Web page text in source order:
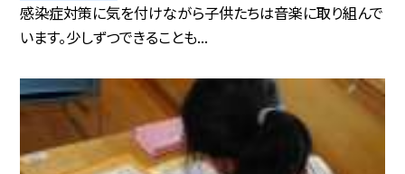
感染症対策に気を付けながら子供たちは音楽に取り組んで
います。少しずつできることも...